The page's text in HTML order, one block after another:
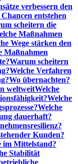
verbessern den
entstehen
scheitern die
Maßnahmen
Wege stärken den
Maßnahmen
Warum scheitern
Welche Verfahren
Wo übernachten?
weltweitWelche
Welche
Welche
dauerhaft?
Kunden?
im Mittelstand?
Stabilität